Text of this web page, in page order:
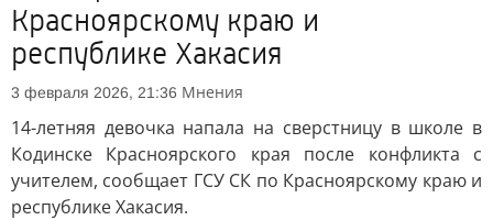
Красноярскому краю и
республике Хакасия
3 февраля 2026, 21:36 Мнения
14-летняя девочка напала на сверстницу в школе в
Кодинске Красноярского края после конфликта с
учителем, сообщает ГСУ СК по Красноярскому краю и
республике Хакасия.